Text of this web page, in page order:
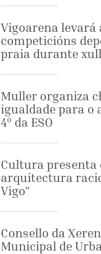
Vigoarena levará
competicións
praia durante
Muller organiza
igualdade para o
4º da ESO
Cultura presenta
arquitectura
Vigo"
Consello da
Municipal de